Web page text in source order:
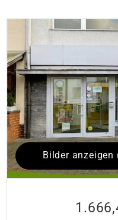
Bilder anzeigen